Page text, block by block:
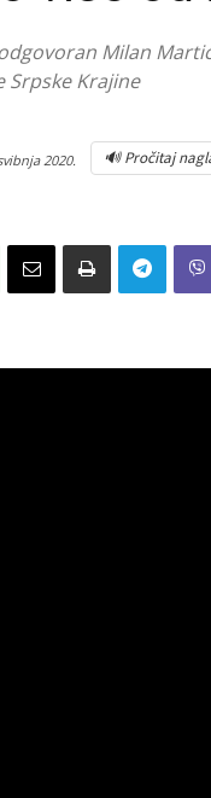
Milan
Srpske Krajine
2020. 🔊 Pročitaj